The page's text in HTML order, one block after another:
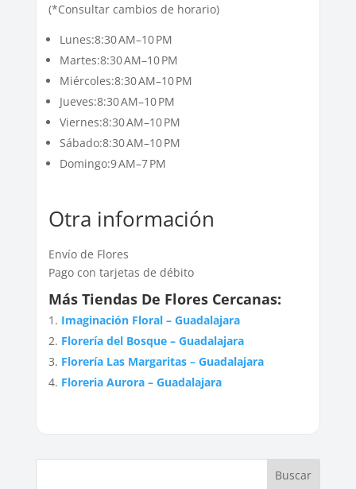
(*Consultar cambios de horario)
Lunes:8:30 AM–10 PM
Martes:8:30 AM–10 PM
Miércoles:8:30 AM–10 PM
Jueves:8:30 AM–10 PM
Viernes:8:30 AM–10 PM
Sábado:8:30 AM–10 PM
Domingo:9 AM–7 PM
Otra información
Envío de Flores
Pago con tarjetas de débito
Más Tiendas De Flores Cercanas:
Imaginación Floral – Guadalajara
Florería del Bosque – Guadalajara
Florería Las Margaritas – Guadalajara
Floreria Aurora – Guadalajara
Buscar